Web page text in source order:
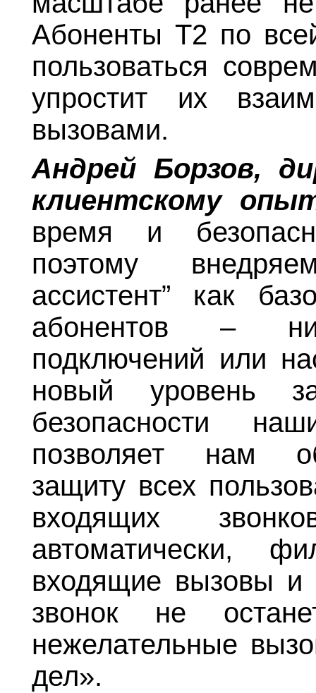
Абоненты Т2 по
пользоваться
упростит их
вызовами.
Андрей Борзов,
клиентскому
время и
поэтому
ассистент” как
абонентов –
подключений или
новый уровень
безопасности
позволяет нам
защиту всех
входящих
автоматически,
входящие вызовы и
звонок не
нежелательные
дел».